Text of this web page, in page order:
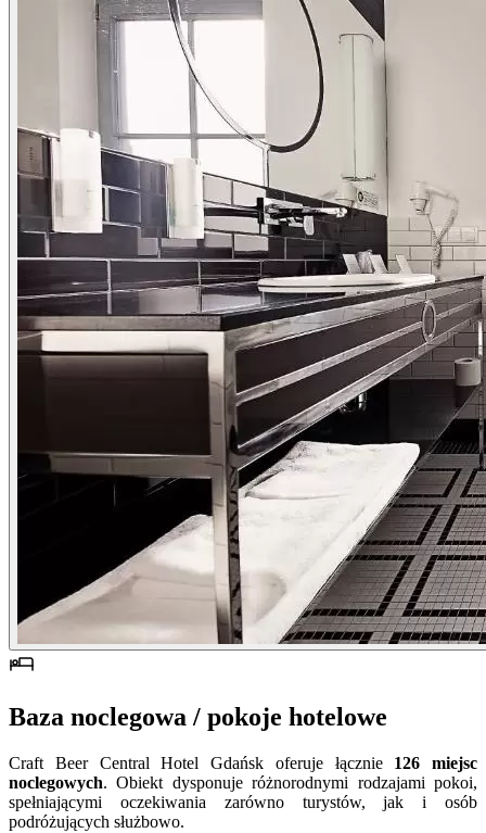
Baza noclegowa / pokoje hotelowe
Craft Beer Central Hotel Gdańsk oferuje łącznie 126 miejsc
noclegowych. Obiekt dysponuje różnorodnymi rodzajami pokoi,
spełniającymi oczekiwania zarówno turystów, jak i osób
podróżujących służbowo.